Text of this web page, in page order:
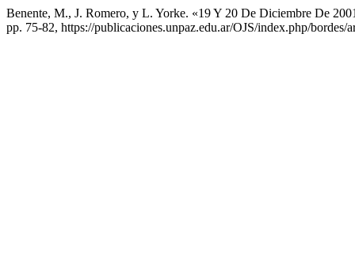
Benente, M., J. Romero, y L. Yorke. «19 Y 20 De Diciembre De
pp. 75-82, https://publicaciones.unpaz.edu.ar/OJS/index.php/bordes/